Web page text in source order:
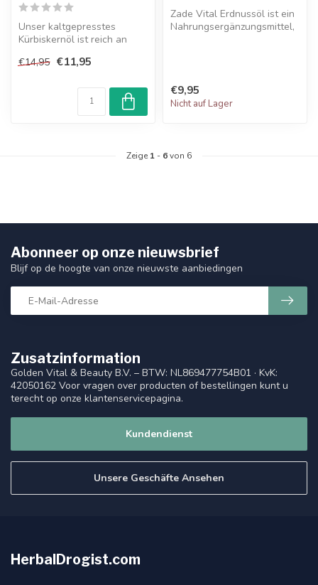
Unser kaltgepresstes
Kürbiskernöl ist reich an
essentiellen...
€14,95 €11,95
Zade Vital Erdnussöl ist ein
Nahrungsergänzungsmittel,
€9,95
Nicht auf Lager
Zeige 1 - 6von 6
Zusatzinformation
Golden Vital & Beauty B.V. – BTW: NL869477754B01 · KvK:
42050162 Voor vragen over producten of bestellingen kunt u
terecht op onze klantenservicepagina.
Kundendienst
Unsere Geschäfte Ansehen
Abonneer op onze nieuwsbrief
Blijf op de hoogte van onze nieuwste aanbiedingen
HerbalDrogist.com